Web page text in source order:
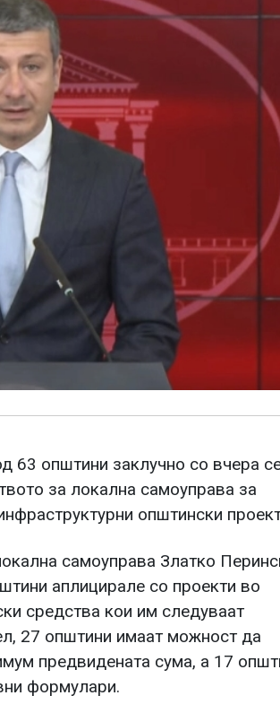
63 општини заклучно со вчера
за локална самоуправа за
општински
самоуправа Златко
аплицирале со проекти во
средства кои им следуваат
27 општини имаат можност да
предвидената сума, а 17
формулари.